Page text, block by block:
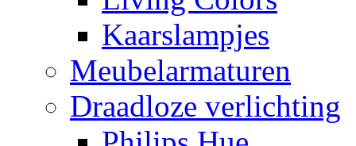
Kaarslampjes
Meubelarmaturen
Draadloze verlichting